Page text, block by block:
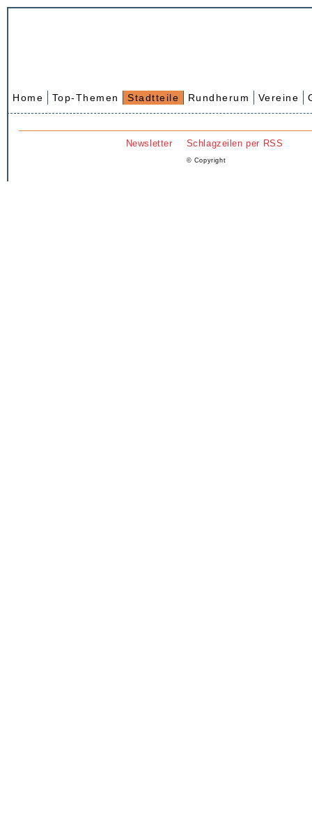
Home Top-Themen Stadtteile Rundherum Vereine
Newsletter Schlagzeilen per RSS
© Copyright